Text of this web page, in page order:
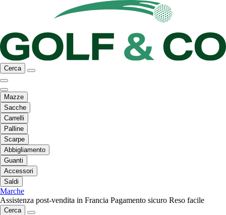
Cerca
Mazze
Sacche
Carrelli
Palline
Scarpe
Abbigliamento
Guanti
Accessori
Saldi
Marche
Assistenza post-vendita in Francia Pagamento sicuro Reso facile
Cerca